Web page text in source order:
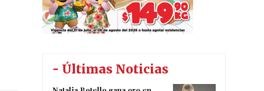
- Últimas Noticias